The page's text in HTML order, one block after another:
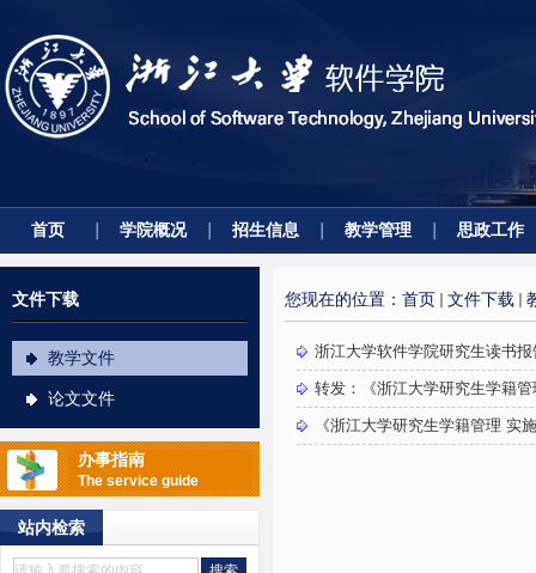
首页 学院概况 招生信息 教学管理 思政工作
文件下载
教学文件
论文文件
办事指南
The service guide
站内检索
您现在的位置： 首页 文件下载
浙江大学软件学院研究生读书
转发：《浙江大学研究生学籍
《浙江大学研究生学籍管理 实